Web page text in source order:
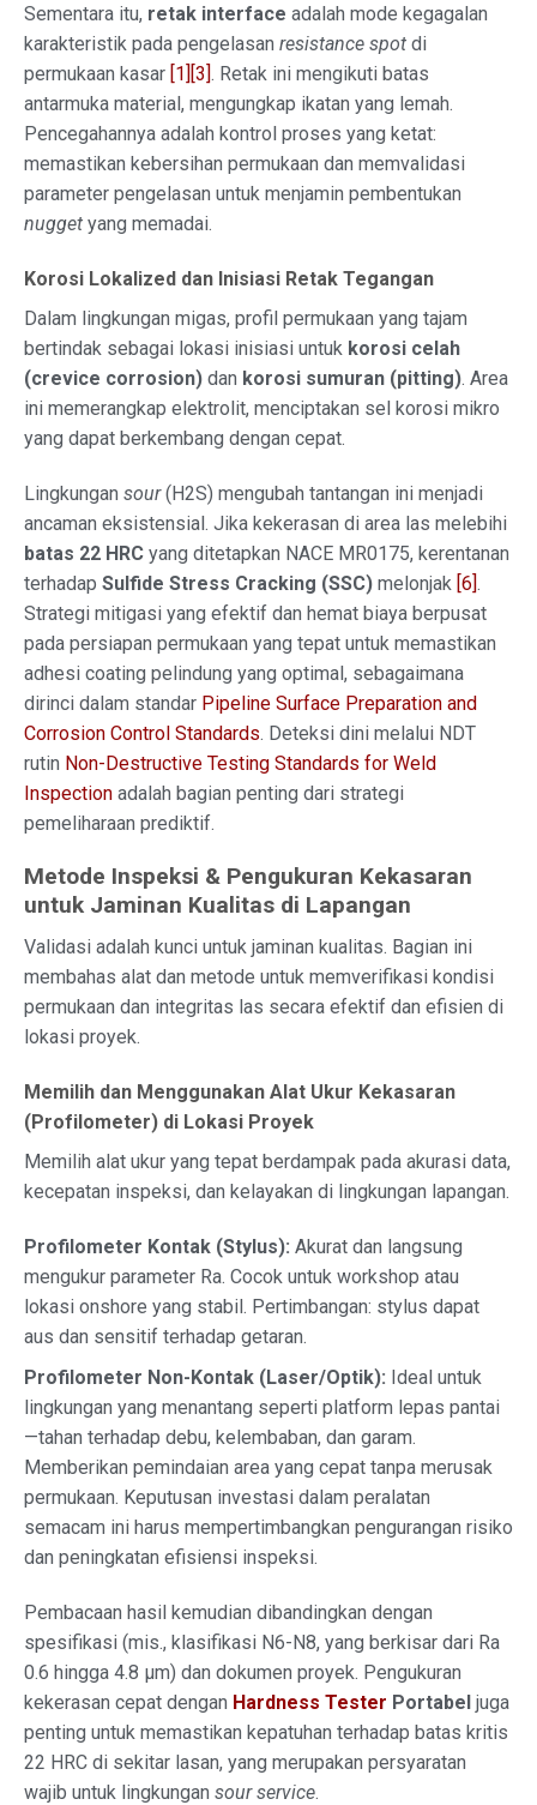
Sementara itu, retak interface adalah mode kegagalan
karakteristik pada pengelasan resistance spot di
permukaan kasar [1] [3]. Retak ini mengikuti batas
antarmuka material, mengungkap ikatan yang lemah.
Pencegahannya adalah kontrol proses yang ketat:
memastikan kebersihan permukaan dan memvalidasi
parameter pengelasan untuk menjamin pembentukan
nugget yang memadai.
Korosi Lokalized dan Inisiasi Retak Tegangan
Dalam lingkungan migas, profil permukaan yang tajam
bertindak sebagai lokasi inisiasi untuk korosi celah
(crevice corrosion) dan korosi sumuran (pitting). Area
ini memerangkap elektrolit, menciptakan sel korosi mikro
yang dapat berkembang dengan cepat.
Lingkungan sour(H2S) mengubah tantangan ini menjadi
ancaman eksistensial. Jika kekerasan di area las melebihi
batas 22 HRC yang ditetapkan NACE MR0175, kerentanan
terhadap Sulfide Stress Cracking (SSC) melonjak [6].
Strategi mitigasi yang efektif dan hemat biaya berpusat
pada persiapan permukaan yang tepat untuk memastikan
adhesi coating pelindung yang optimal, sebagaimana
dirinci dalam standar Pipeline Surface Preparation and
Corrosion Control Standards. Deteksi dini melalui NDT
rutin Non-Destructive Testing Standards for Weld
Inspection adalah bagian penting dari strategi
pemeliharaan prediktif.
Metode Inspeksi & Pengukuran Kekasaran
untuk Jaminan Kualitas di Lapangan
Validasi adalah kunci untuk jaminan kualitas. Bagian ini
membahas alat dan metode untuk memverifikasi kondisi
permukaan dan integritas las secara efektif dan efisien di
lokasi proyek.
Memilih dan Menggunakan Alat Ukur Kekasaran
(Profilometer) di Lokasi Proyek
Memilih alat ukur yang tepat berdampak pada akurasi data,
kecepatan inspeksi, dan kelayakan di lingkungan lapangan.
Profilometer Kontak (Stylus): Akurat dan langsung
mengukur parameter Ra. Cocok untuk workshop atau
lokasi onshore yang stabil. Pertimbangan: stylus dapat
aus dan sensitif terhadap getaran.
Profilometer Non-Kontak (Laser/Optik): Ideal untuk
lingkungan yang menantang seperti platform lepas pantai
—tahan terhadap debu, kelembaban, dan garam.
Memberikan pemindaian area yang cepat tanpa merusak
permukaan. Keputusan investasi dalam peralatan
semacam ini harus mempertimbangkan pengurangan risiko
dan peningkatan efisiensi inspeksi.
Pembacaan hasil kemudian dibandingkan dengan
spesifikasi (mis., klasifikasi N6-N8, yang berkisar dari Ra
0.6 hingga 4.8 µm) dan dokumen proyek. Pengukuran
kekerasan cepat dengan Hardness Tester Portabel juga
penting untuk memastikan kepatuhan terhadap batas kritis
22 HRC di sekitar lasan, yang merupakan persyaratan
wajib untuk lingkungan sour service.